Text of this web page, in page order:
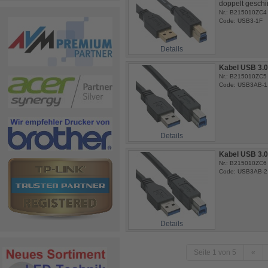
Details
doppelt
Nr.: B215010ZC4
Code: USB3-1F
Details
Kabel USB
Nr.: B215010ZC5
Code: USB3AB-
Details
Kabel USB
Nr.: B215010ZC6
Code: USB3AB-2
Seite 1 von 5 «